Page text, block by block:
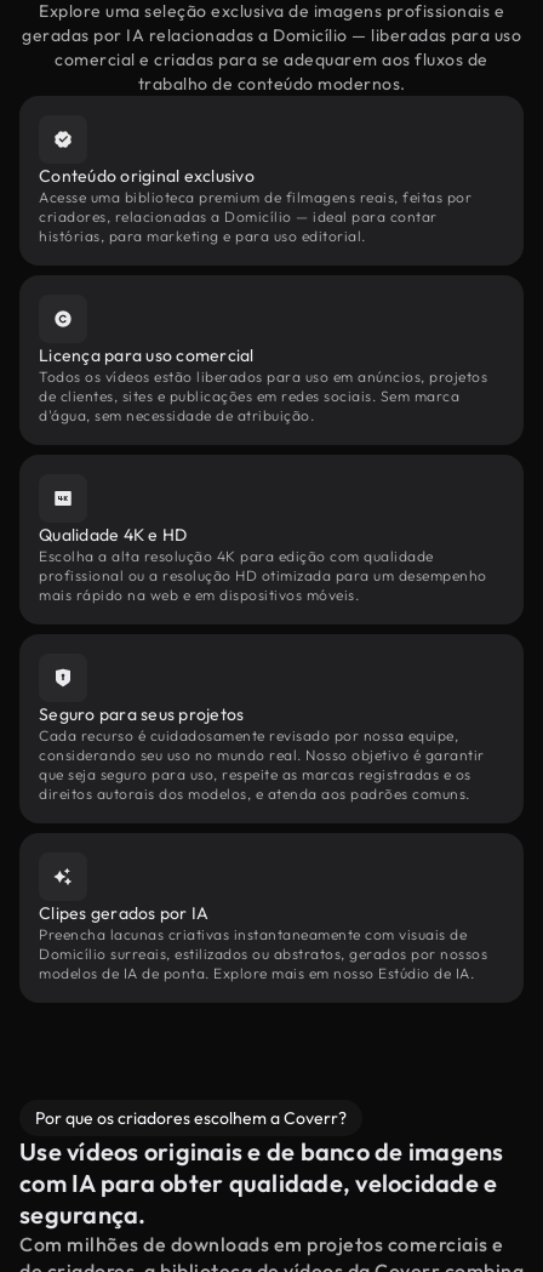
Explore uma seleção exclusiva de imagens profissionais e
geradas por IA relacionadas a Domicílio — liberadas para uso
comercial e criadas para se adequarem aos fluxos de
trabalho de conteúdo modernos.
Conteúdo original exclusivo
Acesse uma biblioteca premium de filmagens reais, feitas por
criadores, relacionadas a Domicílio — ideal para contar
histórias, para marketing e para uso editorial.
Licença para uso comercial
Todos os vídeos estão liberados para uso em anúncios, projetos
de clientes, sites e publicações em redes sociais. Sem marca
d'água, sem necessidade de atribuição.
Qualidade 4K e HD
Escolha a alta resolução 4K para edição com qualidade
profissional ou a resolução HD otimizada para um desempenho
mais rápido na web e em dispositivos móveis.
Seguro para seus projetos
Cada recurso é cuidadosamente revisado por nossa equipe,
considerando seu uso no mundo real. Nosso objetivo é garantir
que seja seguro para uso, respeite as marcas registradas e os
direitos autorais dos modelos, e atenda aos padrões comuns.
Clipes gerados por IA
Preencha lacunas criativas instantaneamente com visuais de
Domicílio surreais, estilizados ou abstratos, gerados por nossos
modelos de IA de ponta. Explore mais em nosso Estúdio de IA.
Por que os criadores escolhem a Coverr?
Use vídeos originais e de banco de imagens
com IA para obter qualidade, velocidade e
segurança.
Com milhões de downloads em projetos comerciais e